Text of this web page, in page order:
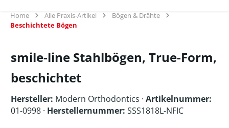
Home Alle Praxis-Artikel
Bögen & Drähte
Beschichtete Bögen
smile-line Stahlbögen, True-Form,
beschichtet
Hersteller: Modern Orthodontics · Artikelnummer:
01-0998 · Herstellernummer: SSS1818L-NFIC